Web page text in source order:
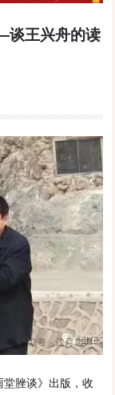
谈王兴舟的读
脞谈》出版，收